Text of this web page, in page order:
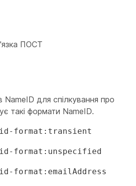
ПОСТ
NameID для спілкування про
такі формати NameID.
format:transient
format:unspecified
format:emailAddress